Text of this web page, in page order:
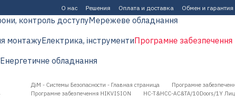
О нас Решения Оплата и доставка Обмен и гарантия
контроль доступуМережеве обладнання
монтажуЕлектрика, інструментиПрограмне забезпечення
Енергетичне обладнання
ДіМ - Системы Безопасности - Главная страница Програмне
Програмне забезпечення HIKVISION
HC-T&HCC-AC&TA/10Doors/1Y